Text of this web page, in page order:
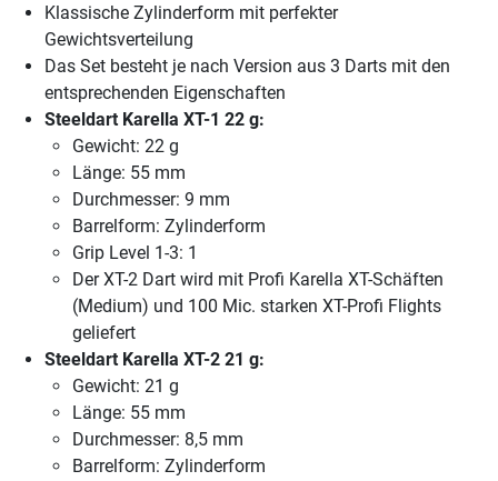
Klassische Zylinderform mit perfekter
Gewichtsverteilung
Das Set besteht je nach Version aus 3 Darts mit den
entsprechenden Eigenschaften
Steeldart Karella XT-1 22 g:
Gewicht: 22 g
Länge: 55 mm
Durchmesser: 9 mm
Barrelform: Zylinderform
Grip Level 1-3: 1
Der XT-2 Dart wird mit Profi Karella XT-Schäften
(Medium) und 100 Mic. starken XT-Profi Flights
geliefert
Steeldart Karella XT-2 21 g:
Gewicht: 21 g
Länge: 55 mm
Durchmesser: 8,5 mm
Barrelform: Zylinderform